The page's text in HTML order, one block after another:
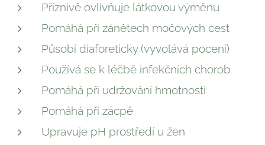
Příznivě ovlivňuje látkovou výměnu
Pomáhá při zánětech močových cest
Působí diaforeticky (vyvolává pocení)
Používá se k léčbě infekčních chorob
Pomáhá při udržování hmotnosti
Pomáhá při zácpě
Upravuje pH prostředí u žen